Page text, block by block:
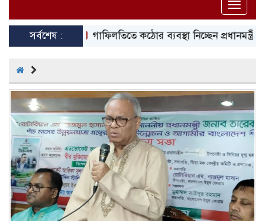
Toggle
সর্বশেষ :গাফিলতিতে কঠোর ব্যবস্থা নিচ্ছেন প্রধানমন্ত্রী: রিজভী